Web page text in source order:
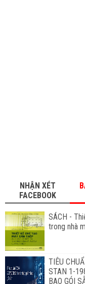
NHẬN XÉT
FACEBOOK
SÁCH -
trong nhà
TIÊU
STAN 1-
BAO GÓI